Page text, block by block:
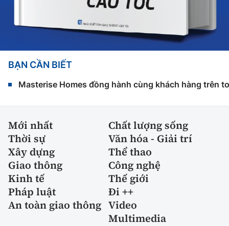
BẠN CẦN BIẾT
Masterise Homes đồng hành cùng khách hàng trên
Mới nhất
Chất lượng sống
Thời sự
Văn hóa - Giải trí
Xây dựng
Thể thao
Giao thông
Công nghệ
Kinh tế
Thế giới
Pháp luật
Đi ++
An toàn giao thông Video
Multimedia